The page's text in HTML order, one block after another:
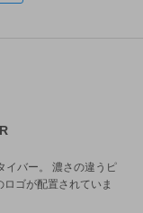
イバー。 濃さの違うピ
ゴが配置されていま